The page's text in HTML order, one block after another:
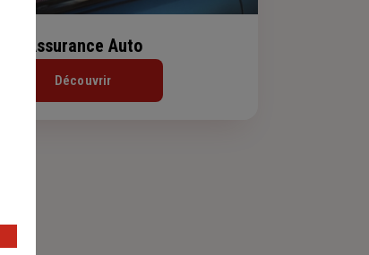
Assurance Auto
Découvrir